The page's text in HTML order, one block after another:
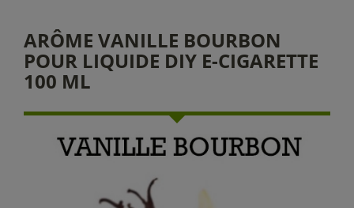
ARÔME VANILLE BOURBON
POUR LIQUIDE DIY E-CIGARETTE
100 ML